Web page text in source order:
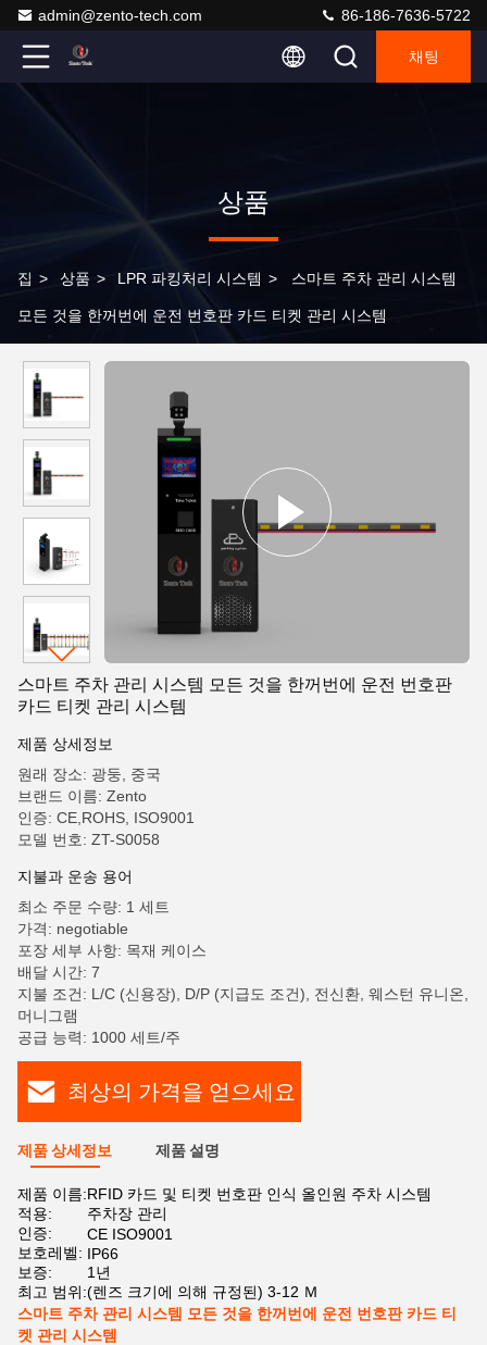
admin@zento-tech.com 86-186-7636-5722
채팅
상품
집 > 상품 > LPR 파킹처리 시스템 > 스마트 주차 관리 시스템
모든 것을 한꺼번에 운전 번호판 카드 티켓 관리 시스템
스마트 주차 관리 시스템 모든 것을 한꺼번에 운전 번호판
카드 티켓 관리 시스템
제품 상세정보
원래 장소: 광둥, 중국
브랜드 이름: Zento
인증: CE,ROHS, ISO9001
모델 번호: ZT-S0058
지불과 운송 용어
최소 주문 수량: 1 세트
가격: negotiable
포장 세부 사항: 목재 케이스
배달 시간: 7
지불 조건: L/C (신용장), D/P (지급도 조건), 전신환, 웨스턴 유니온,
머니그램
공급 능력: 1000 세트/주
최상의 가격을 얻으세요
제품 상세정보 제품 설명
제품 이름:RFID 카드 및 티켓 번호판 인식 올인원 주차 시스템
적용:
주차장 관리
인증:
CE ISO9001
보호레벨: IP66
보증:
1년
최고 범위:(렌즈 크기에 의해 규정된) 3-12 Ｍ
스마트 주차 관리 시스템 모든 것을 한꺼번에 운전 번호판 카드 티
켓 관리 시스템